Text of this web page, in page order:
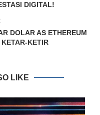
DIGITAL!
DOLAR AS ETHEREUM
KETIR
LIKE